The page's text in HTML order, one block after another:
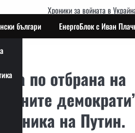
Хроники за войната в
българи ЕнергоБлок с Иван
по отбрана на
на Путин.